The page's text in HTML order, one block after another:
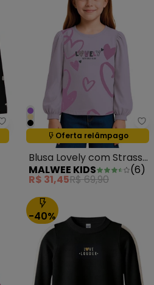
Malwee Kids - Blusa Corações
Oferta relâmpago
Termina em:01:23:59
Blusa Lovely com Strass
Lavanda
MALWEE KIDS (6)
R$ 31,45R$ 69,90
-40%